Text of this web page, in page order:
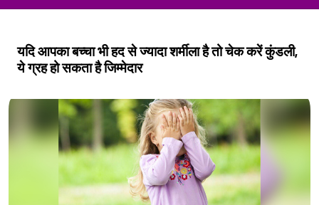
यदि आपका बच्चा भी हद से ज्यादा शर्मीला है तो चेक करें कुंडली,
ये ग्रह हो सकता है जिम्मेदार